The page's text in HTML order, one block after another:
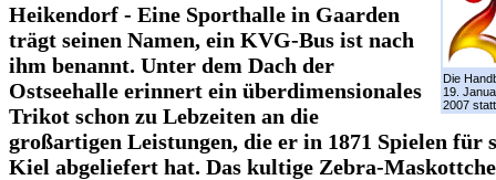
Die
19.
2007
Heikendorf - Eine Sporthalle in Gaarden
trägt seinen Namen, ein KVG-Bus ist nach
ihm benannt. Unter dem Dach der
Ostseehalle erinnert ein überdimensionales
Trikot schon zu Lebzeiten an die
großartigen Leistungen, die er in 1871 Spielen für
Kiel abgeliefert hat. Das kultige Zebra-